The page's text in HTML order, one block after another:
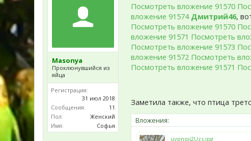
Masonya
Проклюнувшийся из
яйца
Регистрация:
31 июл 2018
Сообщения:
11
Пол:
Женский
Имя:
Софья
Посмотреть вложение 91570
вложение 91574 Дмитрий46,
Посмотреть вложение 91570
вложение 91571 Посмотреть
Посмотреть вложение 91573
вложение 91572 Посмотреть
Посмотреть вложение 91571
Заметила также, что птица
Вложения:
uypnqii2Uzs.jpg